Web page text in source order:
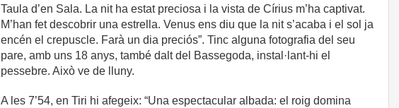
Taula d’en Sala. La nit ha estat preciosa i la vista de Círius m’ha captivat.
M’han fet descobrir una estrella. Venus ens diu que la nit s’acaba i el sol ja
encén el crepuscle. Farà un dia preciós”. Tinc alguna fotografia del seu
pare, amb uns 18 anys, també dalt del Bassegoda, instal·lant-hi el
pessebre. Això ve de lluny.
A les 7’54, en Tiri hi afegeix: “Una espectacular albada: el roig domina